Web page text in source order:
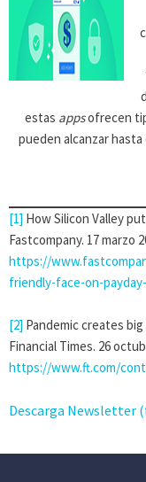
estas appsofrecen
pueden alcanzar
[1] How Silicon Valley
Fastcompany. 17 marzo
https://
friendly-face-on-
[2] Pandemic creates
Financial Times. 26
https://www.ft.com/
Descarga Newsletter